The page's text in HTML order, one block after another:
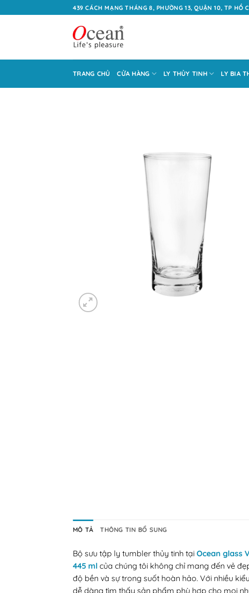
qua
439 CÁCH MẠNG THÁNG 8, PHƯỜNG 13, QUẬN 10, TP HỒ
TRANG CHỦ CỬA HÀNG LY THỦY TINH LY BIA
MÔ TẢ THÔNG TIN BỔ SUNG
Bộ sưu tập ly tumbler thủy tinh tại Ocean glass
445 ml của chúng tôi không chỉ mang đến vẻ
độ bền và sự trong suốt hoàn hảo. Với nhiều
dễ dàng tìm thấy sản phẩm phù hợp cho mọi